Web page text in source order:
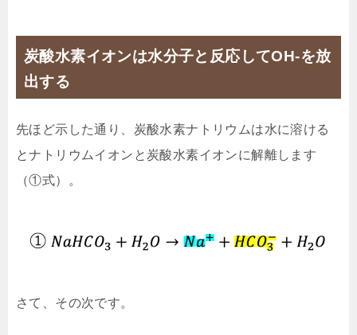
炭酸水素イオンは水分子と反応してOH-を放
出する
先ほど示した通り、炭酸水素ナトリウムは水に溶ける
とナトリウムイオンと炭酸水素イオンに解離します
（①式）。
さて、その次です。